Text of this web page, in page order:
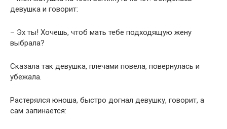
девушка и говорит:
– Эх ты! Хочешь, чтоб мать тебе подходящую жену
выбрала?
Сказала так девушка, плечами повела, повернулась и
убежала.
Растерялся юноша, быстро догнал девушку, говорит, а
сам запинается: